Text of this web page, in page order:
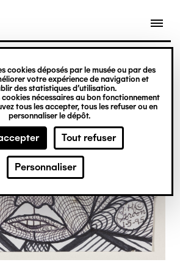
cookies déposés par le musée ou par des
votre expérience de navigation et
des statistiques d’utilisation.
cookies nécessaires au bon fonctionnement
tous les accepter, tous les refuser ou en
personnaliser le dépôt.
Tout refuser
Personnaliser